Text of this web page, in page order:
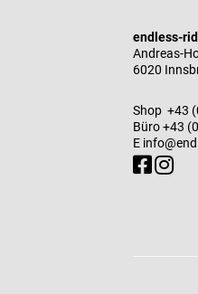
endless-
Andreas-
6020
Shop +43
Büro+43
E